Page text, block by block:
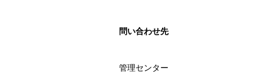
問い合わせ先
管理センター